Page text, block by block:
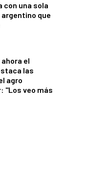
con una sola
que
el
las
agro
"Los veo más